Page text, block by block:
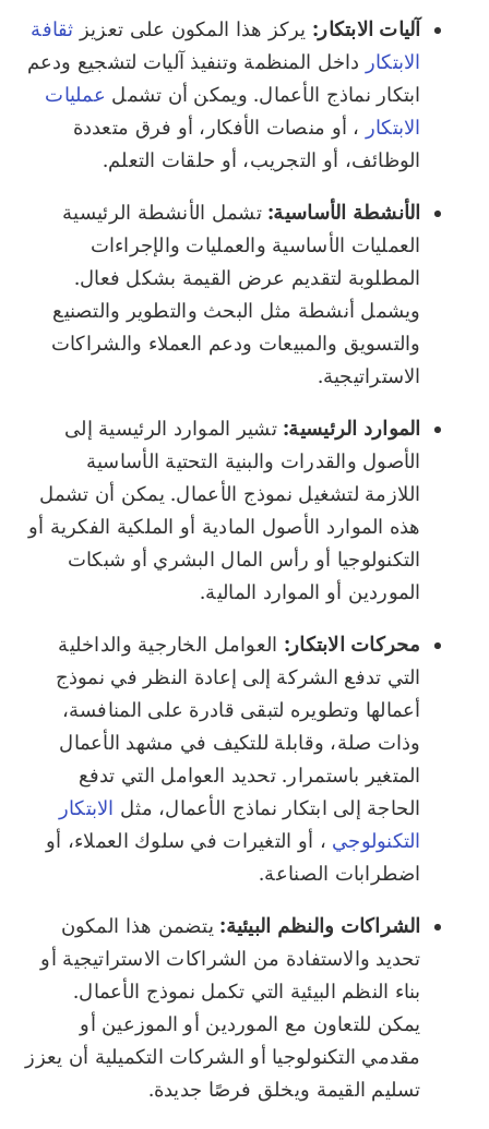
آليات الابتكار: يركز هذا المكون على تعزيز ثقافة
الابتكار داخل المنظمة وتنفيذ آليات لتشجيع ودعم
ابتكار نماذج الأعمال. ويمكن أن تشمل عمليات
الابتكار ، أو منصات الأفكار، أو فرق متعددة
الوظائف، أو التجريب، أو حلقات التعلم.
الأنشطة الأساسية:تشمل الأنشطة الرئيسية
العمليات الأساسية والعمليات والإجراءات
المطلوبة لتقديم عرض القيمة بشكل فعال.
ويشمل أنشطة مثل البحث والتطوير والتصنيع
والتسويق والمبيعات ودعم العملاء والشراكات
الاستراتيجية.
الموارد الرئيسية: تشير الموارد الرئيسية إلى
الأصول والقدرات والبنية التحتية الأساسية
اللازمة لتشغيل نموذج الأعمال. يمكن أن تشمل
هذه الموارد الأصول المادية أو الملكية الفكرية أو
التكنولوجيا أو رأس المال البشري أو شبكات
الموردين أو الموارد المالية.
محركات الابتكار: العوامل الخارجية والداخلية
التي تدفع الشركة إلى إعادة النظر في نموذج
أعمالها وتطويره لتبقى قادرة على المنافسة،
وذات صلة، وقابلة للتكيف في مشهد الأعمال
المتغير باستمرار. تحديد العوامل التي تدفع
الحاجة إلى ابتكار نماذج الأعمال، مثل الابتكار
التكنولوجي ، أو التغيرات في سلوك العملاء، أو
اضطرابات الصناعة.
الشراكات والنظم البيئية: يتضمن هذا المكون
تحديد والاستفادة من الشراكات الاستراتيجية أو
بناء النظم البيئية التي تكمل نموذج الأعمال.
يمكن للتعاون مع الموردين أو الموزعين أو
مقدمي التكنولوجيا أو الشركات التكميلية أن يعزز
تسليم القيمة ويخلق فرصًا جديدة.